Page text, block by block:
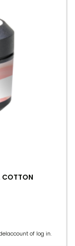
COTTON
of log in.